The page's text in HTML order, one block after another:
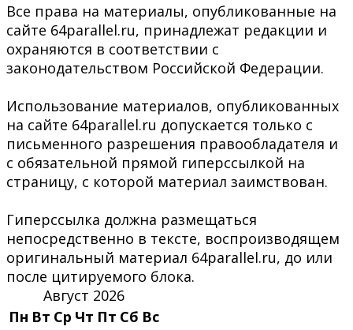
Все права на материалы, опубликованные на
сайте 64parallel.ru, принадлежат редакции и
охраняются в соответствии с
законодательством Российской Федерации.
Использование материалов, опубликованных
на сайте 64parallel.ru допускается только с
письменного разрешения правообладателя и
с обязательной прямой гиперссылкой на
страницу, с которой материал заимствован.
Гиперссылка должна размещаться
непосредственно в тексте, воспроизводящем
оригинальный материал 64parallel.ru, до или
после цитируемого блока.
Август 2026
Пн Вт Ср Чт Пт Сб Вс